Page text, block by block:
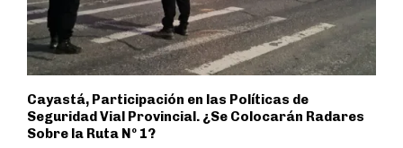
Cayastá, Participación en las Políticas de
Seguridad Vial Provincial. ¿Se Colocarán Radares
Sobre la Ruta Nº 1?